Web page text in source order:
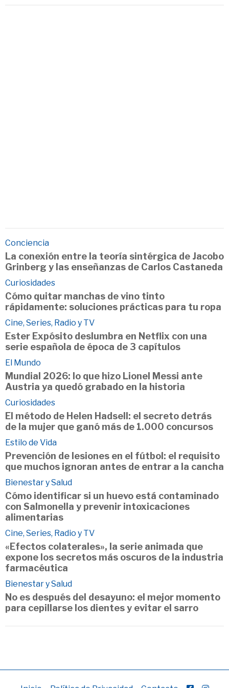
Conciencia
La conexión entre la teoría sintérgica de Jacobo
Grinberg y las enseñanzas de Carlos Castaneda
Curiosidades
Cómo quitar manchas de vino tinto
rápidamente: soluciones prácticas para tu ropa
Cine, Series, Radio y TV
Ester Expósito deslumbra en Netflix con una
serie española de época de 3 capítulos
El Mundo
Mundial 2026: lo que hizo Lionel Messi ante
Austria ya quedó grabado en la historia
Curiosidades
El método de Helen Hadsell: el secreto detrás
de la mujer que ganó más de 1.000 concursos
Estilo de Vida
Prevención de lesiones en el fútbol: el requisito
que muchos ignoran antes de entrar a la cancha
Bienestar y Salud
Cómo identificar si un huevo está contaminado
con Salmonella y prevenir intoxicaciones
alimentarias
Cine, Series, Radio y TV
«Efectos colaterales», la serie animada que
expone los secretos más oscuros de la industria
farmacéutica
Bienestar y Salud
No es después del desayuno: el mejor momento
para cepillarse los dientes y evitar el sarro